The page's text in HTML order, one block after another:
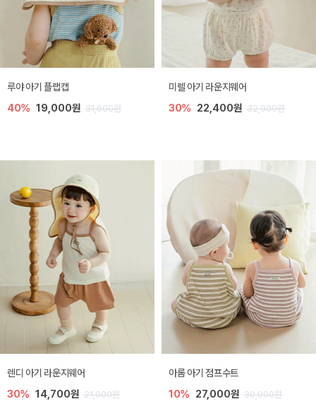
루야 아기 플랩캡
40% 19,000원 31,600원
미렐 아기 라운지웨어
30% 22,400원 32,000원
렌디 아기 라운지웨어
30% 14,700원 21,000원
아롬 아기 점프수트
10% 27,000원 30,000원